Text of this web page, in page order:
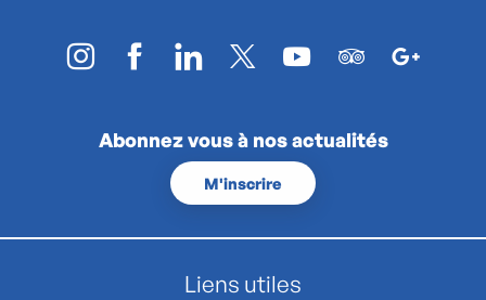
Abonnez vous à nos actualités
M'inscrire
Liens utiles